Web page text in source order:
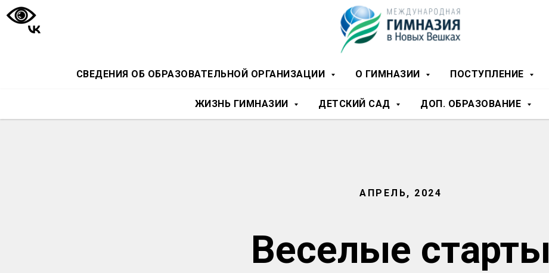
СВЕДЕНИЯ ОБ ОБРАЗОВАТЕЛЬНОЙ ОРГАНИЗАЦИИ О ГИМНАЗИИ ПОСТУПЛЕНИЕ
ЖИЗНЬ ГИМНАЗИИ ДЕТСКИЙ САД ДОП. ОБРАЗОВАНИЕ
АПРЕЛЬ, 2024
Веселые старты